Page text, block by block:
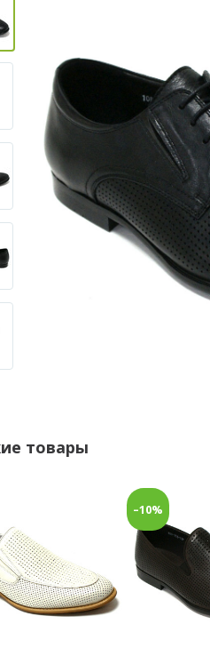
товары
–10%